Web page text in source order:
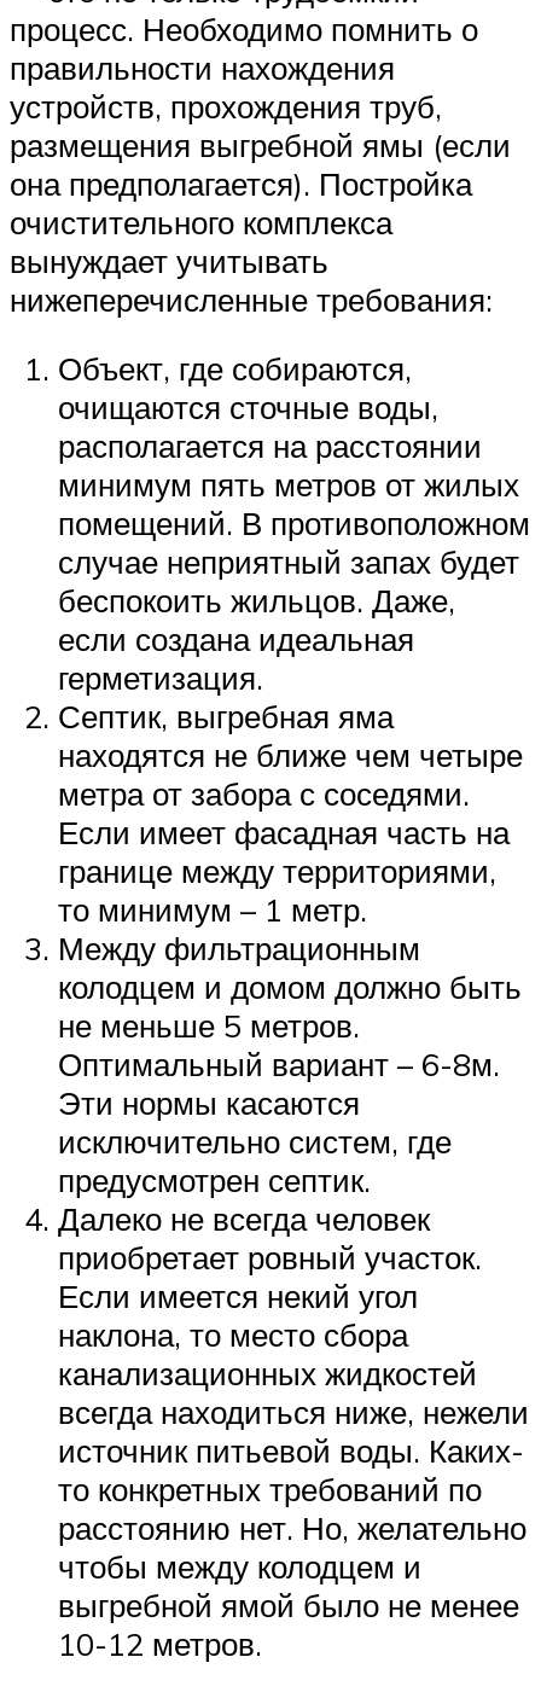
процесс. Необходимо помнить о
правильности нахождения
устройств, прохождения труб,
размещения выгребной ямы (если
она предполагается). Постройка
очистительного комплекса
вынуждает учитывать
нижеперечисленные требования:
Объект, где собираются,
очищаются сточные воды,
располагается на расстоянии
минимум пять метров от жилых
помещений. В противоположном
случае неприятный запах будет
беспокоить жильцов. Даже,
если создана идеальная
герметизация.
Септик, выгребная яма
находятся не ближе чем четыре
метра от забора с соседями.
Если имеет фасадная часть на
границе между территориями,
то минимум – 1 метр.
Между фильтрационным
колодцем и домом должно быть
не меньше 5 метров.
Оптимальный вариант – 6-8м.
Эти нормы касаются
исключительно систем, где
предусмотрен септик.
Далеко не всегда человек
приобретает ровный участок.
Если имеется некий угол
наклона, то место сбора
канализационных жидкостей
всегда находиться ниже, нежели
источник питьевой воды. Каких-
то конкретных требований по
расстоянию нет. Но, желательно
чтобы между колодцем и
выгребной ямой было не менее
10-12 метров.